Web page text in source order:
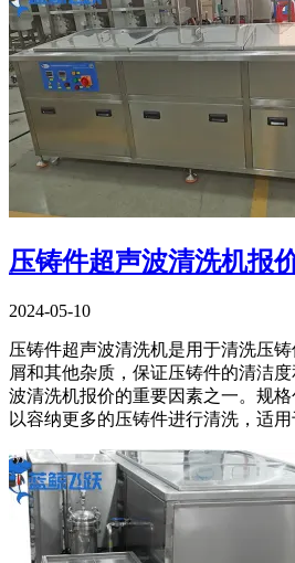
压铸件超声波清洗机报
2024-05-10
压铸件超声波清洗机是用于清洗压
屑和其他杂质，保证压铸件的清洁
波清洗机报价的重要因素之一。规
以容纳更多的压铸件进行清洗，适